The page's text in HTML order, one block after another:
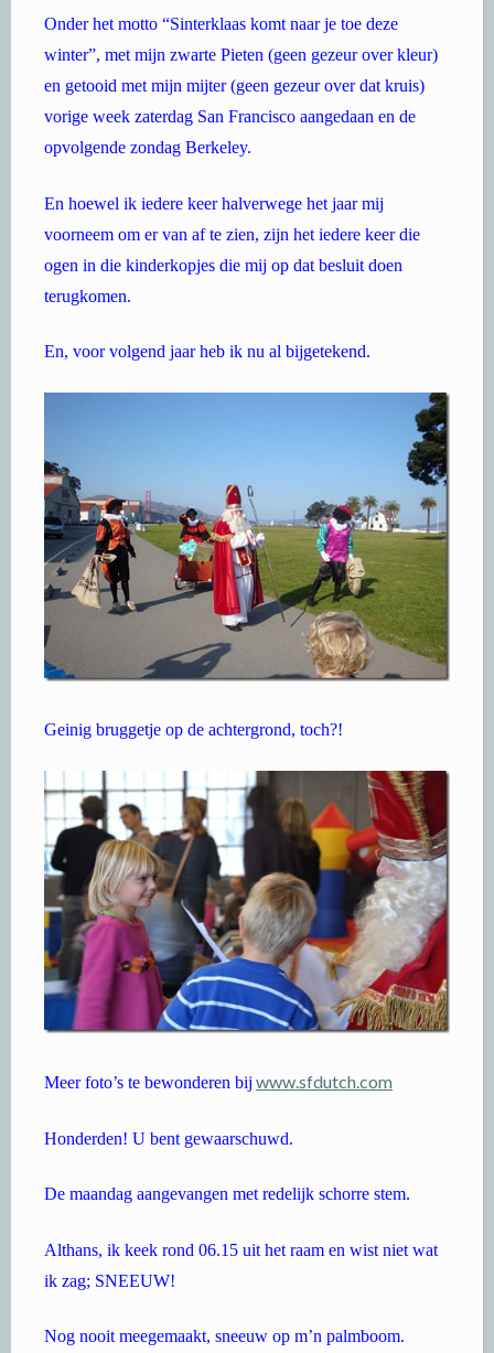
Onder het motto “Sinterklaas komt naar je toe deze
winter”, met mijn zwarte Pieten (geen gezeur over kleur)
en getooid met mijn mijter (geen gezeur over dat kruis)
vorige week zaterdag San Francisco aangedaan en de
opvolgende zondag Berkeley.
En hoewel ik iedere keer halverwege het jaar mij
voorneem om er van af te zien, zijn het iedere keer die
ogen in die kinderkopjes die mij op dat besluit doen
terugkomen.
En, voor volgend jaar heb ik nu al bijgetekend.
Geinig bruggetje op de achtergrond, toch?!
Meer foto’s te bewonderen bij www.sfdutch.com
Honderden! U bent gewaarschuwd.
De maandag aangevangen met redelijk schorre stem.
Althans, ik keek rond 06.15 uit het raam en wist niet wat
ik zag; SNEEUW!
Nog nooit meegemaakt, sneeuw op m’n palmboom.